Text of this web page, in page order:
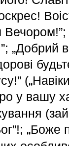
Вечором!”;
„Добрий
у вашу
„Боже